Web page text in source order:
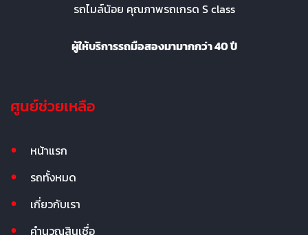
รถไมล์น้อย คุณภาพรถเกรด S class
ผู้ให้บริการรถมือสองมามากกว่า 40 ปี
ศูนย์ช่วยเหลือ
หน้าแรก
รถทั้งหมด
เกี่ยวกับเรา
คำนวณสินเชื่อ